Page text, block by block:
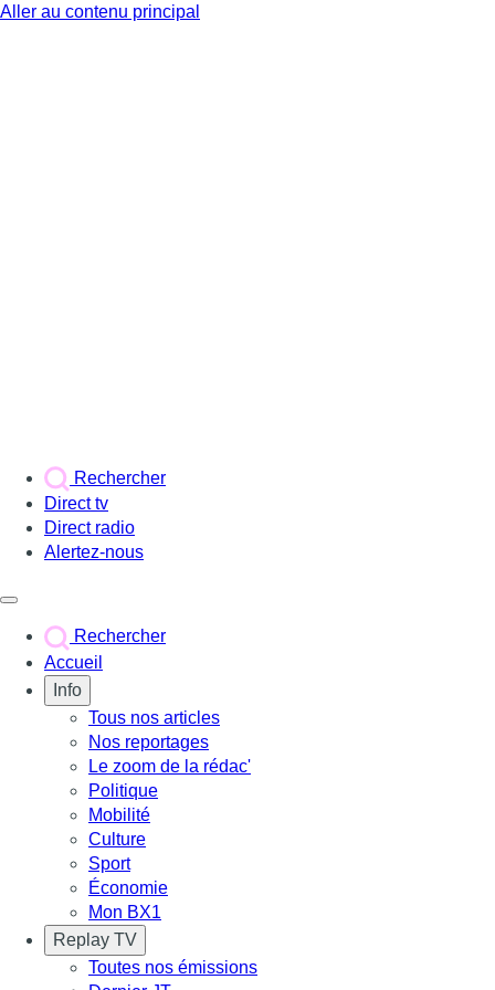
Aller au contenu principal
Rechercher
Direct tv
Direct radio
Alertez-nous
Rechercher
Accueil
Info
Tous nos articles
Nos reportages
Le zoom de la rédac'
Politique
Mobilité
Culture
Sport
Économie
Mon BX1
Replay TV
Toutes nos émissions